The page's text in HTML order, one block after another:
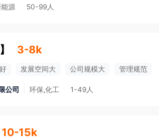
能源 50-99人
】 3-8k
发展空间大 公司规模大 管理规范
公司 环保,化工 1-49人
10-15k